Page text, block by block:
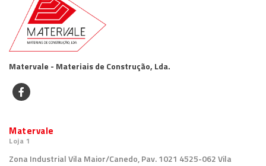
Matervale - Materiais de Construção, Lda.
Matervale
Loja 1
Zona Industrial Vila Maior/Canedo, Pav. 1021 4525-062 Vila